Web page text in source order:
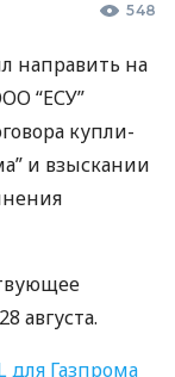
548
направить на
“ЕСУ”
купли-
и взыскании
августа.
для Газпрома